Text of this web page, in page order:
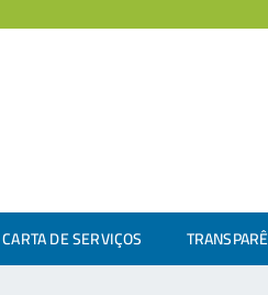
CARTA DE SERVIÇOS